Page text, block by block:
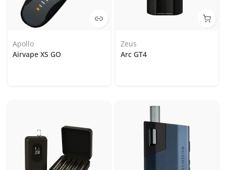
Apollo
Airvape XS GO
Zeus
Arc GT4